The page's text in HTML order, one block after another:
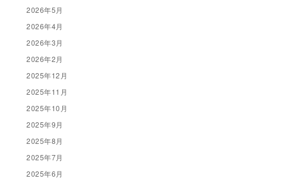
2026年5月
2026年4月
2026年3月
2026年2月
2025年12月
2025年11月
2025年10月
2025年9月
2025年8月
2025年7月
2025年6月